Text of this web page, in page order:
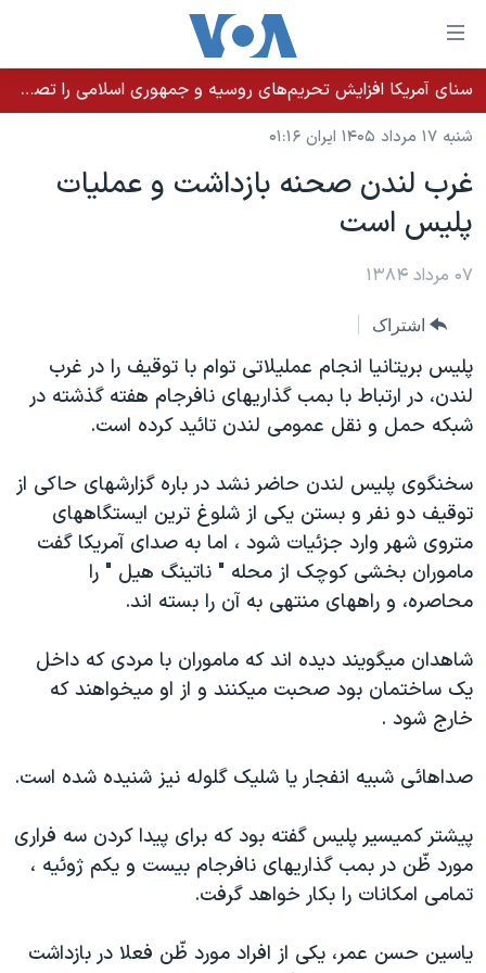
لینکهای
قابل
دسترسی
جهش
محتوای
اصلی
جهش
به
اصلی
جهش
به
جستجو
خانه
نسخه سبک وب‌سایت
موضوع ها
ایران
آمریکا
گزیده‌ها
ویژه برنامه‌ها
فرهنگ و زندگی
حقوق شهروندی
اقتصادی
اسرائیل در جنگ
گالری عکس
برنامه های تلویزیونی
جدول برنامه ها
صفحه‌های ویژه
عملیات خشم حماسی
۲۵۰سالگی آمریکا
مستندها
انتخابات ریاست جمهوری آمریکا ۲۰۲۴
حمله جمهوری اسلامی به اسرائیل
ورزش زنان در ایران
اعتراضات زن، زندگی، آزادی
تریبونال مردمی آبان ۹۸
چهل سال گروگان‌گیری
قانون شفافیت دارائی کادر رهبری ایران
پخش رادیویی
دنبال کنید
زبانهای مختلف
سنای آمریکا افزایش تحریم‌های روسیه و جمهوری اسلامی را تصویب کرد؛ زلنسکی از این اقدام تشکر کرد
شنبه ۱۷ مرداد ۱۴۰۵ ایران ۰۱:۱۶
غرب لندن صحنه بازداشت و عمليات
پليس است
۰۷ مرداد ۱۳۸۴
اشتراک
پليس بريتانيا انجام عمليلاتی توام با توقيف را در غرب
لندن، در ارتباط با بمب گذاريهای نافرجام هفته گذشته در
شبکه حمل و نقل عمومی لندن تائيد کرده است.
سخنگوی پليس لندن حاضر نشد در باره گزارشهای حاکی از
توقيف دو نفر و بستن يکی از شلوغ ترين ايستگاههای
متروی شهر وارد جزئيات شود ، اما به صدای آمريکا گفت
ماموران بخشی کوچک از محله " ناتينگ هيل " را
محاصره، و راههای منتهی به آن را بسته اند.
شاهدان ميگويند ديده اند که ماموران با مردی که داخل
يک ساختمان بود صحبت ميکنند و از او ميخواهند که
خارج شود .
صداهائی شبيه انفجار يا شليک گلوله نيز شنيده شده است.
پيشتر کميسير پليس گفته بود که برای پيدا کردن سه فراری
مورد ظّن در بمب گذاريهای نافرجام بيست و يکم ژوئيه ،
تمامی امکانات را بکار خواهد گرفت.
ياسين حسن عمر، يکی از افراد مورد ظّن فعلا در بازداشت